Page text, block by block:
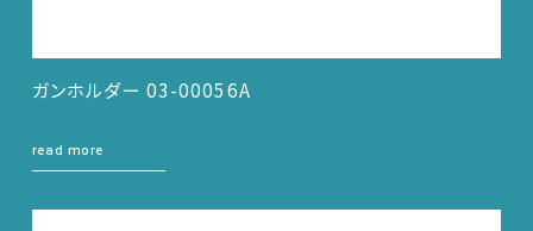
ガンホルダー 03-00056A
read more